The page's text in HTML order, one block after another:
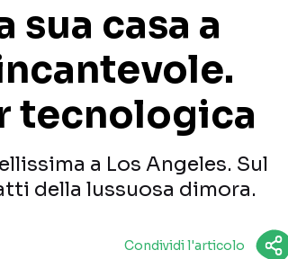
sua casa a
tecnologica
a Los Angeles. Sul
della lussuosa dimora.
Condividi l'articolo